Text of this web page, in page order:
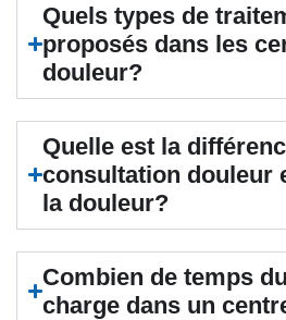
Quels types de
proposés dans les
douleur?
Quelle est la
consultation douleur
la douleur?
Combien de temps
charge dans un